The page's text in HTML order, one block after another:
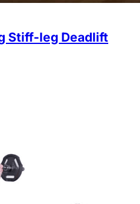
Stiff-leg Deadlift